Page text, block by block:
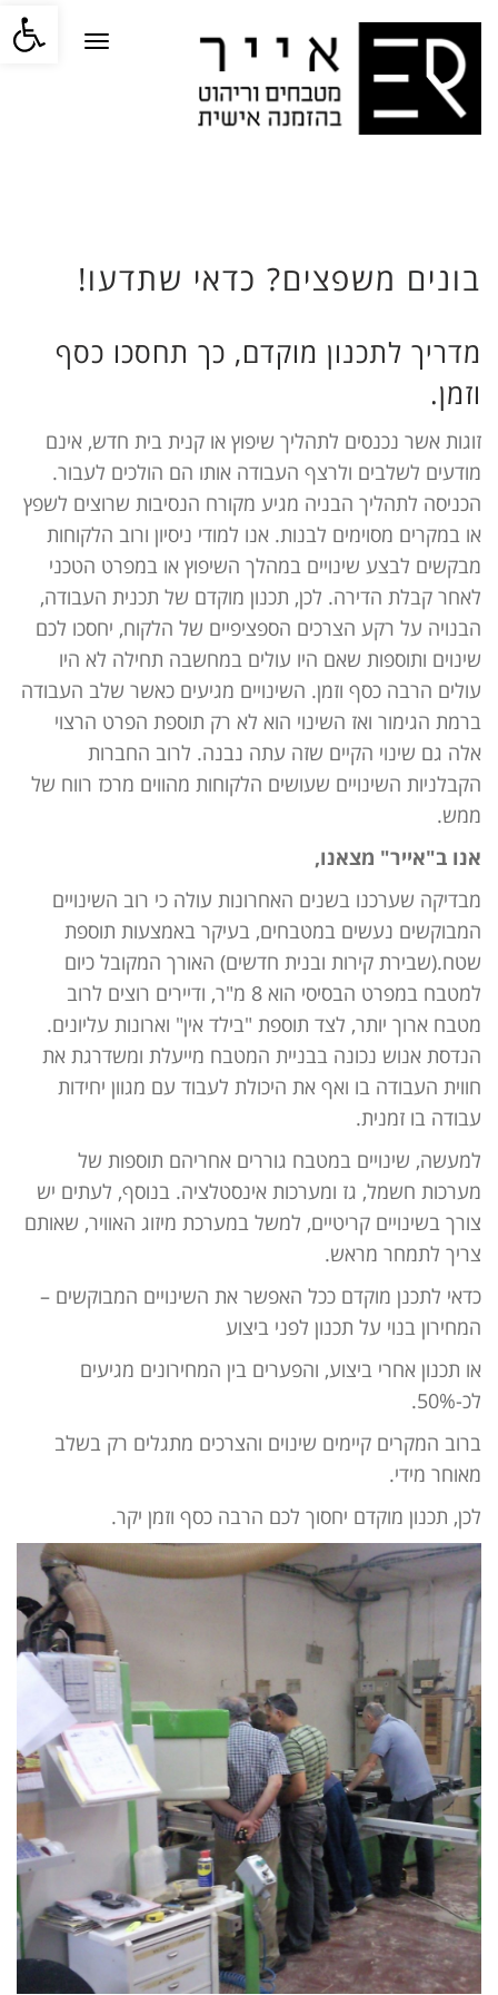
פתח
תפריט
בונים משפצים? כדאי שתדעו!
מדריך לתכנון מוקדם, כך תחסכו כסף
וזמן.
זוגות אשר נכנסים לתהליך שיפוץ או קנית בית חדש, אינם
מודעים לשלבים ולרצף העבודה אותו הם הולכים לעבור.
הכניסה לתהליך הבניה מגיע מקורח הנסיבות שרוצים לשפץ
או במקרים מסוימים לבנות. אנו למודי ניסיון ורוב הלקוחות
מבקשים לבצע שינויים במהלך השיפוץ או במפרט הטכני
לאחר קבלת הדירה. לכן, תכנון מוקדם של תכנית העבודה,
הבנויה על רקע הצרכים הספציפיים של הלקוח, יחסכו לכם
שינוים ותוספות שאם היו עולים במחשבה תחילה לא היו
עולים הרבה כסף וזמן. השינויים מגיעים כאשר שלב העבודה
ברמת הגימור ואז השינוי הוא לא רק תוספת הפרט הרצוי
אלה גם שינוי הקיים שזה עתה נבנה. לרוב החברות
הקבלניות השינויים שעושים הלקוחות מהווים מרכז רווח של
ממש.
אנו ב"אייר" מצאנו,
מבדיקה שערכנו בשנים האחרונות עולה כי רוב השינויים
המבוקשים נעשים במטבחים, בעיקר באמצעות תוספת
שטח.(שבירת קירות ובנית חדשים) האורך המקובל כיום
למטבח במפרט הבסיסי הוא 8 מ"ר, ודיירים רוצים לרוב
מטבח ארוך יותר, לצד תוספת "בילד אין" וארונות עליונים.
הנדסת אנוש נכונה בבניית המטבח מייעלת ומשדרגת את
חווית העבודה בו ואף את היכולת לעבוד עם מגוון יחידות
עבודה בו זמנית.
למעשה, שינויים במטבח גוררים אחריהם תוספות של
מערכות חשמל, גז ומערכות אינסטלציה. בנוסף, לעתים יש
צורך בשינויים קריטיים, למשל במערכת מיזוג האוויר, שאותם
צריך לתמחר מראש.
כדאי לתכנן מוקדם ככל האפשר את השינויים המבוקשים –
המחירון בנוי על תכנון לפני ביצוע
או תכנון אחרי ביצוע, והפערים בין המחירונים מגיעים
לכ-50%.
ברוב המקרים קיימים שינוים והצרכים מתגלים רק בשלב
מאוחר מידי.
לכן, תכנון מוקדם יחסוך לכם הרבה כסף וזמן יקר.